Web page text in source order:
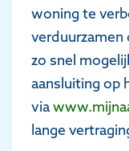
woning te
verduurzamen
zo snel
aansluiting op
via
lange